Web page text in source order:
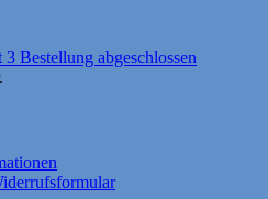
3 Bestellung abgeschlossen